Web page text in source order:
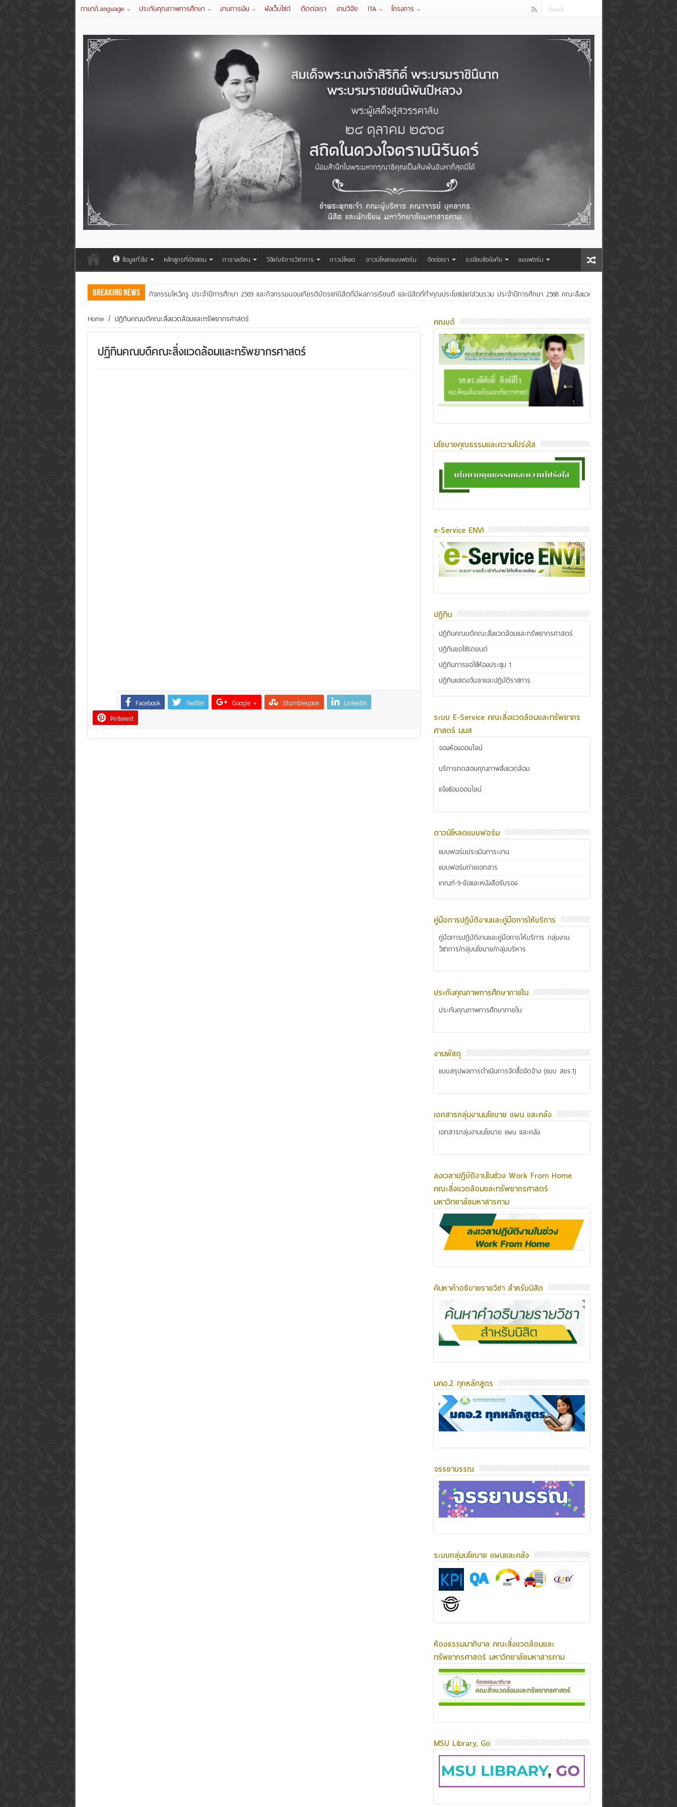
ภาษา/Language ประกันคุณภาพการศึกษา งานการเงิน ผังเว็บไซต์ ติดต่อเรา งานวิจัย ITA โครงการ
ข้อมูลทั่วไป หลักสูตรที่เปิดสอน ตารางเรียน วิจัย/บริการวิชาการ ดาวน์โหลด ดาวน์โหลดแบบฟอร์ม ติดต่อเรา ระเบียบข้อบังคับ แบบฟอร์ม
Breaking News กิจกรรมไหว้ครู ประจำปีการศึกษา 2569 และกิจกรรมมอบเกียรติบัตรแก่นิสิตที่มีผลการเรียนดี และนิสิตที่ทำคุณประโยชน์แก่ส่วนรวม ประจำปีการศึกษา 2568 คณะสิ่งแวดล้อมและทรัพยากรศาสตร์
คณะสิ่งแวดล้อมฯ มมส ร่วมสืบสานประเพณีฮีตเดือน ๘ ถวายเทียนพรรษา ๒๙ วัด เฉลิมพระเกียรติพระบาทสมเด็จพระเจ้าอยู่หัว
Home / ปฏิทินคณบดีคณะสิ่งแวดล้อมและทรัพยากรศาสตร์
ปฏิทินคณบดีคณะสิ่งแวดล้อมและทรัพยากรศาสตร์
Facebook Twitter Google + Stumbleupon
LinkedIn
Pinterest
คณบดี
นโยบายคุณธรรมและความโปร่งใส
e-Service ENVI
ปฏิทิน
ปฏิทินคณบดีคณะสิ่งแวดล้อมและทรัพยากรศาสตร์
ปฏิทินขอใช้รถยนต์
ปฏิทินการขอใช้ห้องประชุม 1
ปฏิทินแสดงวันลาและปฏิบัติราชการ
ระบบ E-Service คณะสิ่งแวดล้อมและทรัพยากร
ศาสตร์ มมส
จองห้องออนไลน์
บริการทดสอบคุณภาพสิ่งแวดล้อม
แจ้งซ่อมออนไลน์
ดาวน์โหลดแบบฟอร์ม
แบบฟอร์มประเมินภาระงาน
แบบฟอร์มถ่ายเอกสาร
เกณฑ์-9-ข้อและหนังสือรับรอง
คู่มือการปฏิบัติงานและคู่มือการให้บริการ
คู่มือการปฏิบัติงานและคู่มือการให้บริการ กลุ่มงาน
วิชาการ/กลุ่มนโยบาย/กลุ่มบริหาร
ประกันคุณภาพการศึกษาภายใน
ประกันคุณภาพการศึกษาภายใน
งานพัสดุ
แบบสรุปผลการดำเนินการจัดซื้อจัดจ้าง (แบบ สขร.1)
เอกสารกลุ่มงานนโยบาย แผน และคลัง
เอกสารกลุ่มงานนโยบาย แผน และคลัง
ลงเวลาปฏิบัติงานในช่วง Work From Home
คณะสิ่งแวดล้อมและทรัพยากรศาสตร์
มหาวิทยาลัยมหาสารคาม
ค้นหาคำอธิบายรายวิชา สำหรับนิสิต
มคอ.2 ทุกหลักสูตร
จรรยาบรรณ
ระบบกลุ่มนโยบาย แผนและคลัง
ห้องธรรมมาภิบาล คณะสิ่งแวดล้อมและ
ทรัพยากรศาสตร์ มหาวิทยาลัยมหาสารคาม
MSU Library, Go